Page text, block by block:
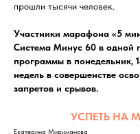
прошли тысячи человек.
Участники марафона «5
Система Минус 60 в одной
программы в понедельник,
недель в совершенстве
запретов и срывов.
УСПЕТЬ НА
Екатерина Мириманова